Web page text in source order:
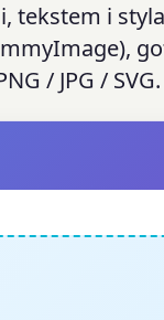
tekstem i
/ JPG / SVG.